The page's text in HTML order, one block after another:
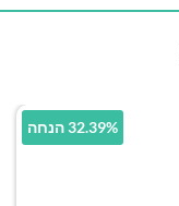
32.39% הנחה